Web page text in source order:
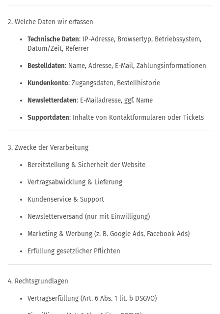
2. Welche Daten wir erfassen
Technische Daten: IP-Adresse, Browsertyp, Betriebssystem,
Datum/Zeit, Referrer
Bestelldaten: Name, Adresse, E-Mail, Zahlungsinformationen
Kundenkonto: Zugangsdaten, Bestellhistorie
Newsletterdaten: E-Mailadresse, ggf. Name
Supportdaten: Inhalte von Kontaktformularen oder Tickets
3. Zwecke der Verarbeitung
Bereitstellung & Sicherheit der Website
Vertragsabwicklung & Lieferung
Kundenservice & Support
Newsletterversand (nur mit Einwilligung)
Marketing & Werbung (z. B. Google Ads, Facebook Ads)
Erfüllung gesetzlicher Pflichten
4. Rechtsgrundlagen
Vertragserfüllung (Art. 6 Abs. 1 lit. b DSGVO)